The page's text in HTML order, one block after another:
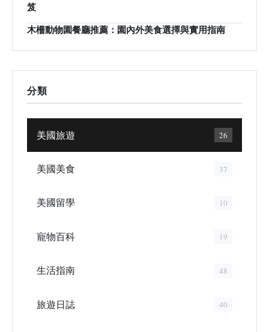
笈
木柵動物園餐廳推薦：園內外美食選擇與實用指南
分類
美國旅遊 26
美國美食 37
美國留學 10
寵物百科 19
生活指南 48
旅遊日誌 40